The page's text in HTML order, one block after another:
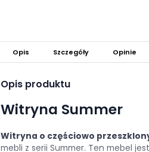
Opis Szczegóły Opinie
Opis produktu
Witryna Summer
Witryna o częściowo
mebli z serii Summer. Ten mebel